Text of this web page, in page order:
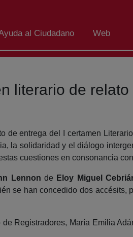
al Ciudadano Web
literario de
de entrega del I certamen
la solidaridad y el diálogo
cuestiones en consonancia
Lennon de Eloy Miguel
se han concedido dos
Registradores, María Emilia